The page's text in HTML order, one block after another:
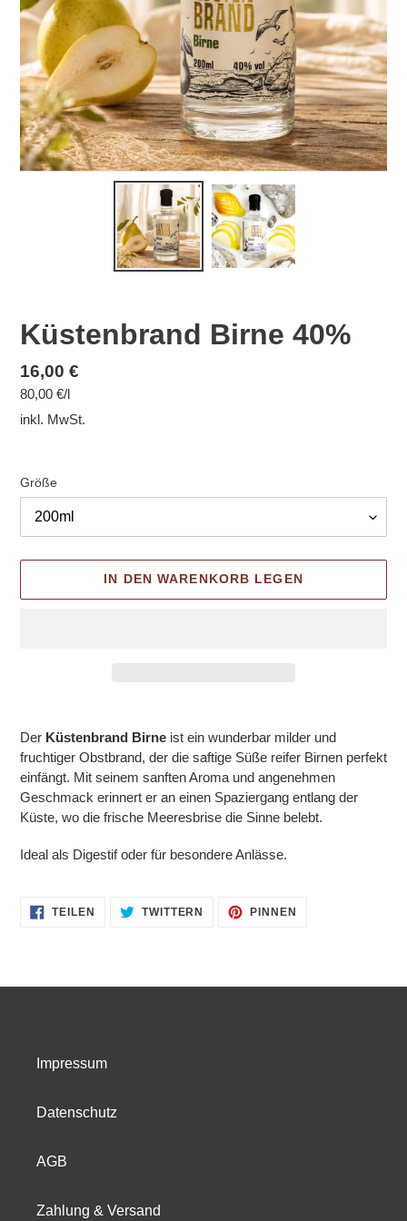
Küstenbrand Birne 40%
Normaler
Preis
16,00 €
Einzelpreis
80,00 €/pro
l
inkl. MwSt.
Größe
IN DEN WARENKORB LEGEN
wird
zum
Warenkorb
hinzugefügt
Der Küstenbrand Birne ist ein wunderbar milder und
fruchtiger Obstbrand, der die saftige Süße reifer Birnen perfekt
einfängt. Mit seinem sanften Aroma und angenehmen
Geschmack erinnert er an einen Spaziergang entlang der
Küste, wo die frische Meeresbrise die Sinne belebt.
Ideal als Digestif oder für besondere Anlässe.
TEILEN
FACEBOOK
TWITTERN
AUF
TWITTER
PINNEN
Impressum
Datenschutz
AGB
Zahlung & Versand